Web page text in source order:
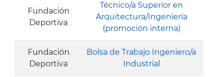
Fundación
Deportiva
Técnico/a Superior en
Arquitectura/Ingeniería
(promoción interna)
Fundación
Deportiva
Bolsa de Trabajo Ingeniero/a
Industrial